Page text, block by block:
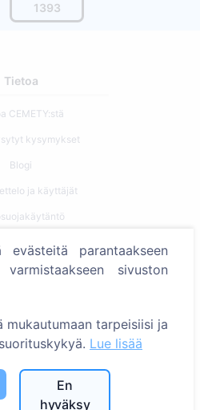
1393
Tietoa
CEMETY:stä
kysymykset
Blogi
ja käyttäjät
Palvelut
parantaakseen
sivuston
tarpeisiisi ja
Lue lisää
En
hyväksy